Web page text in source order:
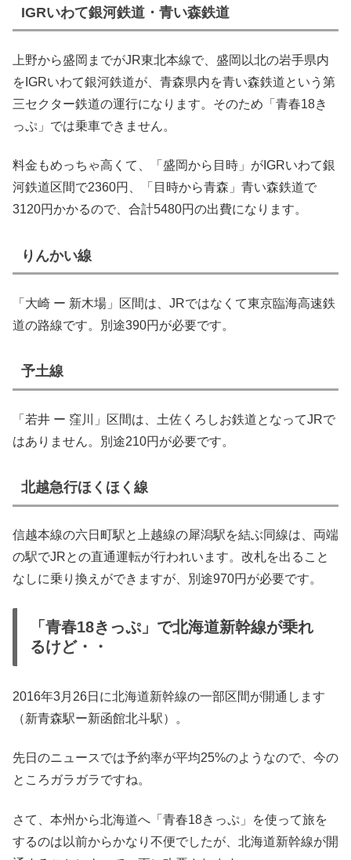
IGRいわて銀河鉄道・青い森鉄道
上野から盛岡までがJR東北本線で、盛岡以北の岩手県内
をIGRいわて銀河鉄道が、青森県内を青い森鉄道という第
三セクター鉄道の運行になります。そのため「青春18き
っぷ」では乗車できません。
料金もめっちゃ高くて、「盛岡から目時」がIGRいわて銀
河鉄道区間で2360円、「目時から青森」青い森鉄道で
3120円かかるので、合計5480円の出費になります。
りんかい線
「大崎 ー 新木場」区間は、JRではなくて東京臨海高速鉄
道の路線です。別途390円が必要です。
予土線
「若井 ー 窪川」区間は、土佐くろしお鉄道となってJRで
はありません。別途210円が必要です。
北越急行ほくほく線
信越本線の六日町駅と上越線の犀潟駅を結ぶ同線は、両端
の駅でJRとの直通運転が行われいます。改札を出ること
なしに乗り換えができますが、別途970円が必要です。
「青春18きっぷ」で北海道新幹線が乗れ
るけど・・
2016年3月26日に北海道新幹線の一部区間が開通します
（新青森駅ー新函館北斗駅）。
先日のニュースでは予約率が平均25%のようなので、今の
ところガラガラですね。
さて、本州から北海道へ「青春18きっぷ」を使って旅を
するのは以前からかなり不便でしたが、北海道新幹線が開